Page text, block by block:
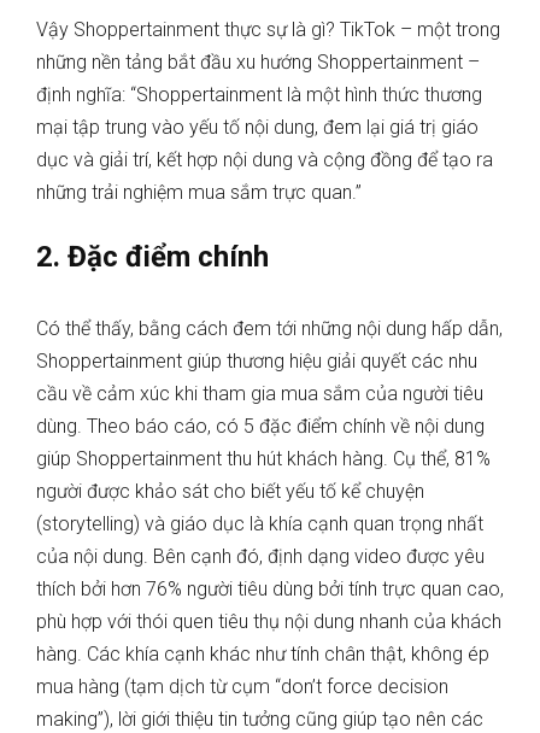
Vậy Shoppertainment thực sự là gì? TikTok – một trong
những nền tảng bắt đầu xu hướng Shoppertainment –
định nghĩa: “Shoppertainment là một hình thức thương
mại tập trung vào yếu tố nội dung, đem lại giá trị giáo
dục và giải trí, kết hợp nội dung và cộng đồng để tạo ra
những trải nghiệm mua sắm trực quan.”
2. Đặc điểm chính
Có thể thấy, bằng cách đem tới những nội dung hấp dẫn,
Shoppertainment giúp thương hiệu giải quyết các nhu
cầu về cảm xúc khi tham gia mua sắm của người tiêu
dùng. Theo báo cáo, có 5 đặc điểm chính về nội dung
giúp Shoppertainment thu hút khách hàng. Cụ thể, 81%
người được khảo sát cho biết yếu tố kể chuyện
(storytelling) và giáo dục là khía cạnh quan trọng nhất
của nội dung. Bên cạnh đó, định dạng video được yêu
thích bởi hơn 76% người tiêu dùng bởi tính trực quan cao,
phù hợp với thói quen tiêu thụ nội dung nhanh của khách
hàng. Các khía cạnh khác như tính chân thật, không ép
mua hàng (tạm dịch từ cụm “don’t force decision
making”), lời giới thiệu tin tưởng cũng giúp tạo nên các